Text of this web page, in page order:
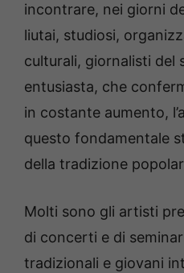
incontrare, nei giorni
liutai, studiosi,
culturali, giornalisti del
entusiasta, che
in costante aumento,
questo fondamentale
della tradizione
Molti sono gli artisti
di concerti e di
tradizionali e giovani